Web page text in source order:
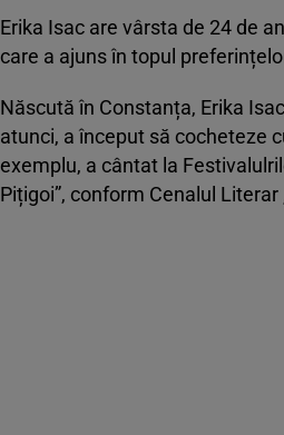
Erika Isac are vârsta de 24 de
care a ajuns în topul
Născută în Constanța, Erika
atunci, a început să cocheteze
exemplu, a cântat la
Pițigoi”, conform Cenalul Literar